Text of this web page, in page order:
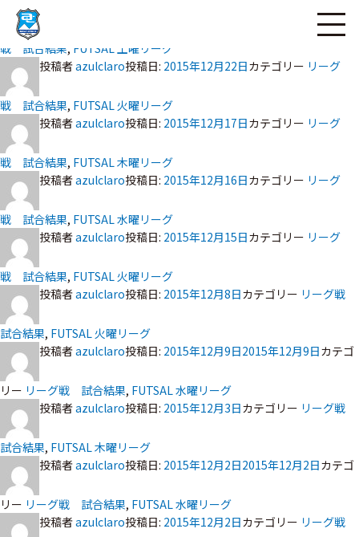
リーグ
戦 試合結果, FUTSAL 土曜リーグ
投稿者azulclaro投稿日: 2015年12月22日カテゴリー リーグ
戦 試合結果, FUTSAL 火曜リーグ
投稿者azulclaro投稿日: 2015年12月17日カテゴリー リーグ
戦 試合結果, FUTSAL 木曜リーグ
投稿者azulclaro投稿日: 2015年12月16日カテゴリー リーグ
戦 試合結果, FUTSAL 水曜リーグ
投稿者azulclaro投稿日: 2015年12月15日カテゴリー リーグ
戦 試合結果, FUTSAL 火曜リーグ
投稿者azulclaro投稿日: 2015年12月8日カテゴリー リーグ戦
試合結果, FUTSAL 火曜リーグ
投稿者azulclaro投稿日: 2015年12月9日2015年12月9日カテゴ
リー リーグ戦 試合結果, FUTSAL 水曜リーグ
投稿者azulclaro投稿日: 2015年12月3日カテゴリー リーグ戦
試合結果, FUTSAL 木曜リーグ
投稿者azulclaro投稿日: 2015年12月2日2015年12月2日カテゴ
リー リーグ戦 試合結果, FUTSAL 水曜リーグ
投稿者azulclaro投稿日: 2015年12月2日カテゴリー リーグ戦